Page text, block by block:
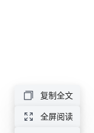
复制全文
全屏阅读